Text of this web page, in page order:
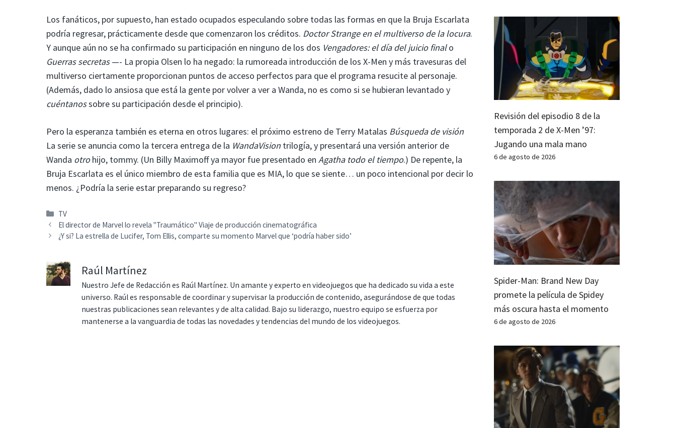
Los fanáticos, por supuesto, han estado ocupados especulando sobre todas las formas en que la Bruja Escarlata
podría regresar, prácticamente desde que comenzaron los créditos. Doctor Strange en el multiverso de la locura.
Y aunque aún no se ha confirmado su participación en ninguno de los dos Vengadores: el día del juicio finalo
Guerras secretas—- La propia Olsen lo ha negado: la rumoreada introducción de los X-Men y más travesuras del
multiverso ciertamente proporcionan puntos de acceso perfectos para que el programa resucite al personaje.
(Además, dado lo ansiosa que está la gente por volver a ver a Wanda, no es como si se hubieran levantado y
cuéntanossobre su participación desde el principio).
Pero la esperanza también es eterna en otros lugares: el próximo estreno de Terry Matalas Búsqueda de visión
La serie se anuncia como la tercera entrega de la WandaVision trilogía, y presentará una versión anterior de
Wanda otrohijo, tommy. (Un Billy Maximoff ya mayor fue presentado en Agatha todo el tiempo.) De repente, la
Bruja Escarlata es el único miembro de esta familia que es MIA, lo que se siente… un poco intencional por decir lo
menos. ¿Podría la serie estar preparando su regreso?
Categorías
TV
El director de Marvel lo revela "Traumático" Viaje de producción cinematográfica
¿Y si? La estrella de Lucifer, Tom Ellis, comparte su momento Marvel que ‘podría haber sido’
Raúl Martínez
Nuestro Jefe de Redacción es Raúl Martínez. Un amante y experto en videojuegos que ha dedicado su vida a este
universo. Raúl es responsable de coordinar y supervisar la producción de contenido, asegurándose de que todas
nuestras publicaciones sean relevantes y de alta calidad. Bajo su liderazgo, nuestro equipo se esfuerza por
mantenerse a la vanguardia de todas las novedades y tendencias del mundo de los videojuegos.
Revisión del episodio 8 de la
temporada 2 de X-Men ’97:
Jugando una mala mano
6 de agosto de 2026
Spider-Man: Brand New Day
promete la película de Spidey
más oscura hasta el momento
6 de agosto de 2026